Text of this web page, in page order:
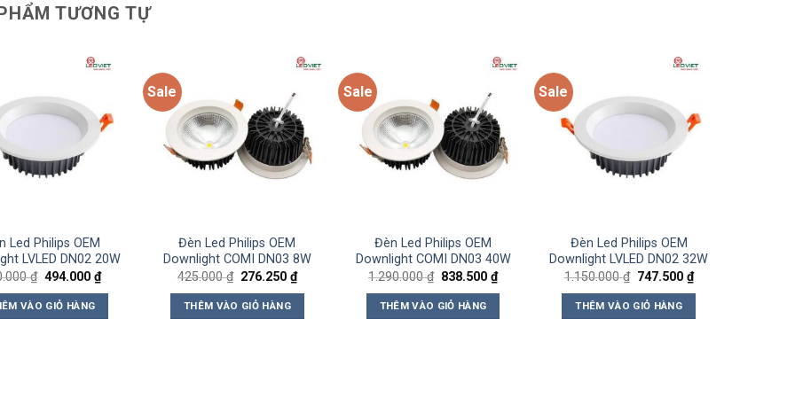
TƯƠNG TỰ
Add to
wishlist
Led Philips OEM
LVLED DN02 20W
₫ Giá
là:
760.000 ₫.
494.000₫Giá
hiện
VÀO GIỎ HÀNG
Sale
Add to
wishlist
Đèn Led Philips OEM
Downlight COMI DN03 8W
425.000₫ Giá
là:
425.000 ₫.
276.250₫Giá
hiện
THÊM VÀO GIỎ HÀNG
Sale
Add to
wishlist
Đèn Led Philips OEM
Downlight COMI DN03 40W
1.290.000₫ Giá
là:
1.290.000 ₫.
838.500₫Giá
hiện
THÊM VÀO GIỎ HÀNG
Sale
Add to
wishlist
Đèn Led Philips OEM
Downlight LVLED DN02 32W
1.150.000₫ Giá
là:
1.150.000 ₫.
747.500 ₫Giá
hiện
THÊM VÀO GIỎ HÀNG